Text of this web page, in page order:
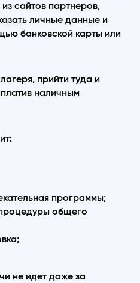
сайтов партнеров,
личные данные и
банковской карты или
прийти туда и
наличным
программы;
общего
не идет даже за